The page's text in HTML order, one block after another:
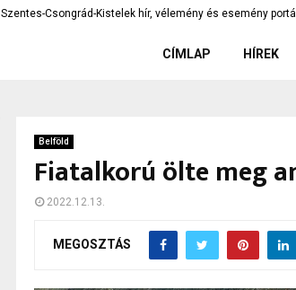
Szentes-Csongrád-Kistelek hír, vélemény és esemény
Czirbus Gábor: Nem hagyhatjuk szó nélkül, ami…
CÍMLAP HÍREK
Belföld
Fiatalkorú ölte meg
2022.12.13.
MEGOSZTÁS